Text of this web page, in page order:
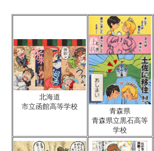
北海道
市立函館高等学校
青森県
青森県立黒石高等
学校